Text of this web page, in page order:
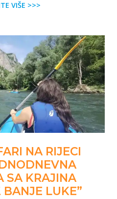
VIŠE >>>
NA RIJECI
SA KRAJINA
LUKE”